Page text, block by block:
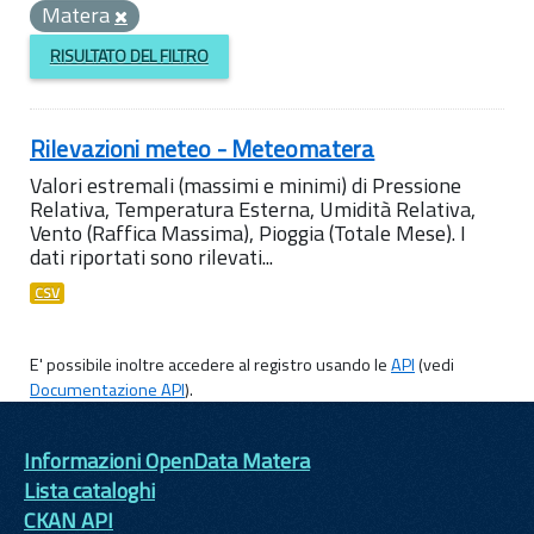
Matera
RISULTATO DEL FILTRO
Rilevazioni meteo - Meteomatera
Valori estremali (massimi e minimi) di Pressione
Relativa, Temperatura Esterna, Umidità Relativa,
Vento (Raffica Massima), Pioggia (Totale Mese). I
dati riportati sono rilevati...
CSV
E' possibile inoltre accedere al registro usando leAPI(vedi
Documentazione API).
Informazioni OpenData Matera
Lista cataloghi
CKAN API